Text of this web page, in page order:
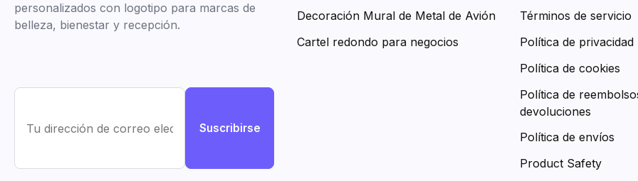
personalizados con logotipo para marcas de
belleza, bienestar y recepción.
Suscribirse
Decoración Mural de Metal de Avión
Cartel redondo para negocios
Términos de servicio
Política de privacidad
Política de cookies
Política de
devoluciones
Política de envíos
Product Safety